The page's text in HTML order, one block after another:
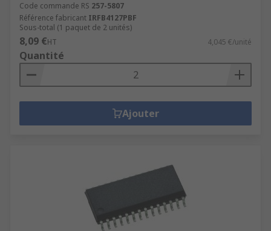
Code commande RS 257-5807
Référence fabricant IRFB4127PBF
Sous-total (1 paquet de 2 unités)
8,09 €HT 4,045 €/unité
Quantité
Ajouter